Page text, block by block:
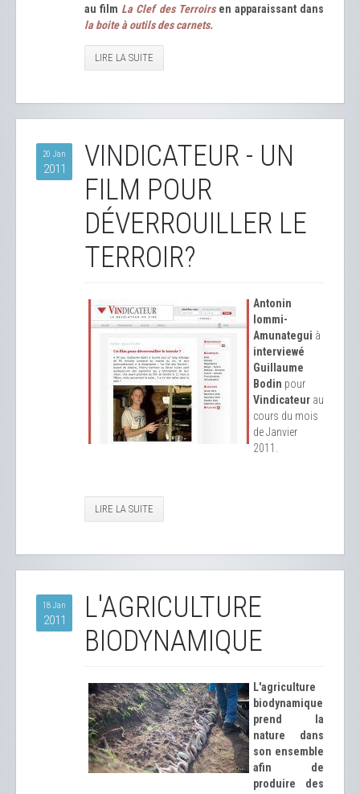
au film La Clef des Terroirs en apparaissant dans
la boite à outils des carnets.
LIRE LA SUITE
20 Jan
2011
VINDICATEUR - UN
FILM POUR
DÉVERROUILLER LE
TERROIR?
Antonin
Iommi-
Amunategui à
interviewé
Guillaume
Bodin pour
Vindicateur au
cours du mois
de Janvier
2011.
LIRE LA SUITE
18 Jan
2011
L'AGRICULTURE
BIODYNAMIQUE
L'agriculture
biodynamique
prend la
nature dans
son ensemble
afin de
produire des